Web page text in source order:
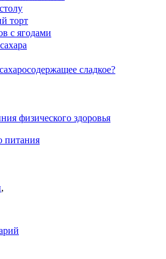
торт
с ягодами
сладкое?
физического здоровья
питания
,